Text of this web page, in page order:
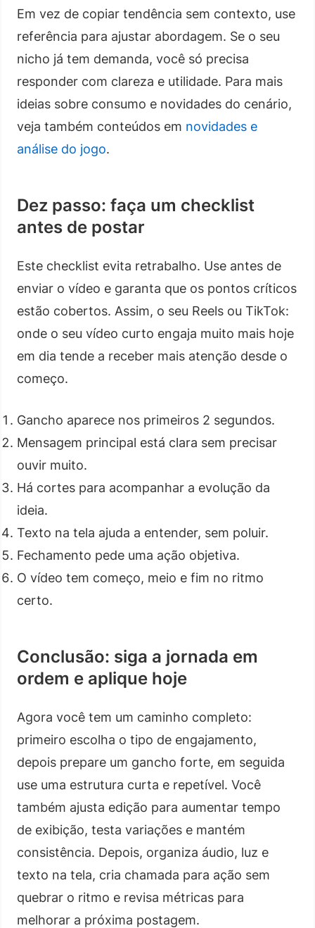
Em vez de copiar tendência sem contexto, use
referência para ajustar abordagem. Se o seu
nicho já tem demanda, você só precisa
responder com clareza e utilidade. Para mais
ideias sobre consumo e novidades do cenário,
veja também conteúdos em novidades e
análise do jogo.
Dez passo: faça um checklist
antes de postar
Este checklist evita retrabalho. Use antes de
enviar o vídeo e garanta que os pontos críticos
estão cobertos. Assim, o seu Reels ou TikTok:
onde o seu vídeo curto engaja muito mais hoje
em dia tende a receber mais atenção desde o
começo.
Gancho aparece nos primeiros 2 segundos.
Mensagem principal está clara sem precisar
ouvir muito.
Há cortes para acompanhar a evolução da
ideia.
Texto na tela ajuda a entender, sem poluir.
Fechamento pede uma ação objetiva.
O vídeo tem começo, meio e fim no ritmo
certo.
Conclusão: siga a jornada em
ordem e aplique hoje
Agora você tem um caminho completo:
primeiro escolha o tipo de engajamento,
depois prepare um gancho forte, em seguida
use uma estrutura curta e repetível. Você
também ajusta edição para aumentar tempo
de exibição, testa variações e mantém
consistência. Depois, organiza áudio, luz e
texto na tela, cria chamada para ação sem
quebrar o ritmo e revisa métricas para
melhorar a próxima postagem.